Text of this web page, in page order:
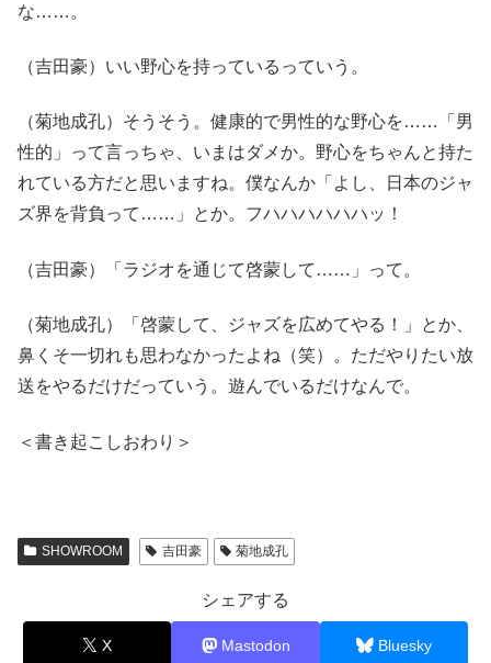
な……。
（吉田豪）いい野心を持っているっていう。
（菊地成孔）そうそう。健康的で男性的な野心を……「男
性的」って言っちゃ、いまはダメか。野心をちゃんと持た
れている方だと思いますね。僕なんか「よし、日本のジャ
ズ界を背負って……」とか。フハハハハハハッ！
（吉田豪）「ラジオを通じて啓蒙して……」って。
（菊地成孔）「啓蒙して、ジャズを広めてやる！」とか、
鼻くそ一切れも思わなかったよね（笑）。ただやりたい放
送をやるだけだっていう。遊んでいるだけなんで。
＜書き起こしおわり＞
SHOWROOM 吉田豪 菊地成孔
シェアする
X Mastodon Bluesky